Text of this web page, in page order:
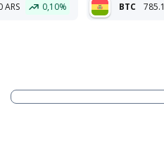
BTC 785.118,65 BOB